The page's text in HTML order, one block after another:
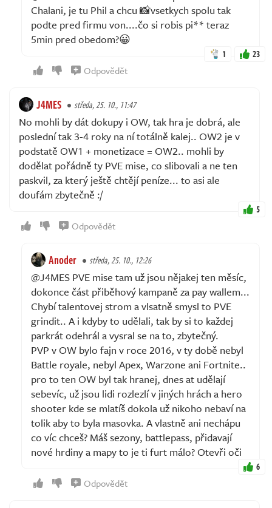
Chalani, je tu Phil a chcu 📸vsetkych spolu tak
podte pred firmu von....čo si robis pi** teraz
5min pred obedom?😀
1 23
Odpovědět
J4MES středa, 25. 10., 11:47
No mohli by dát dokupy i OW, tak hra je dobrá, ale
poslední tak 3-4 roky na ní totálně kalej.. OW2 je v
podstatě OW1 + monetizace = OW2.. mohli by
dodělat pořádně ty PVE mise, co slibovali a ne ten
paskvil, za který ještě chtějí peníze... to asi ale
doufám zbytečně :/
5
Odpovědět
Anoder středa, 25. 10., 12:26
@J4MES PVE mise tam už jsou nějakej ten měsíc,
dokonce část přiběhový kampaně za pay wallem...
Chybí talentovej strom a vlsatně smysl to PVE
grindit.. A i kdyby to udělali, tak by si to každej
parkrát odehrál a vysral se na to, zbytečný.
PVP v OW bylo fajn v roce 2016, v ty době nebyl
Battle royale, nebyl Apex, Warzone ani Fortnite..
pro to ten OW byl tak hranej, dnes at udělají
sebevíc, už jsou lidi rozlezlí v jiných hrách a hero
shooter kde se mlatíš dokola už nikoho nebaví na
tolik aby to byla masovka. A vlastně ani nechápu
co víc chceš? Máš sezony, battlepass, přidavají
nové hrdiny a mapy to je ti furt málo? Otevři oči
6
Odpovědět